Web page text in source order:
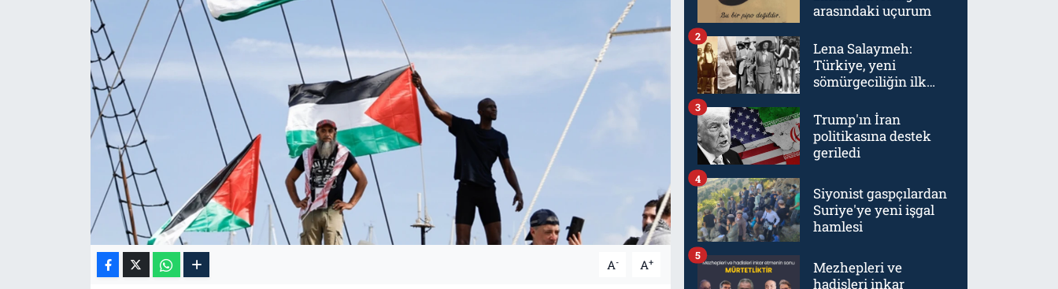
A- A+
arasındaki uçurum
Lena Salaymeh:
Türkiye, yeni
sömürgeciliğin ilk
2
Trump'ın İran
politikasına destek
geriledi
3
Siyonist gaspçılardan
Suriye'ye yeni işgal
hamlesi
4
Mezhepleri ve
hadisleri inkar
5
İletişim